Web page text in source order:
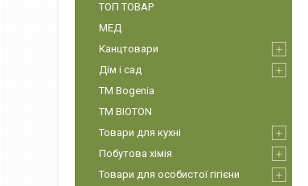
ТОП ТОВАР
МЕД
Канцтовари
Дім і сад
ТМ Bogenia
ТМ BIOTON
Товари для кухні
Побутова хімія
Товари для особистої гігієни